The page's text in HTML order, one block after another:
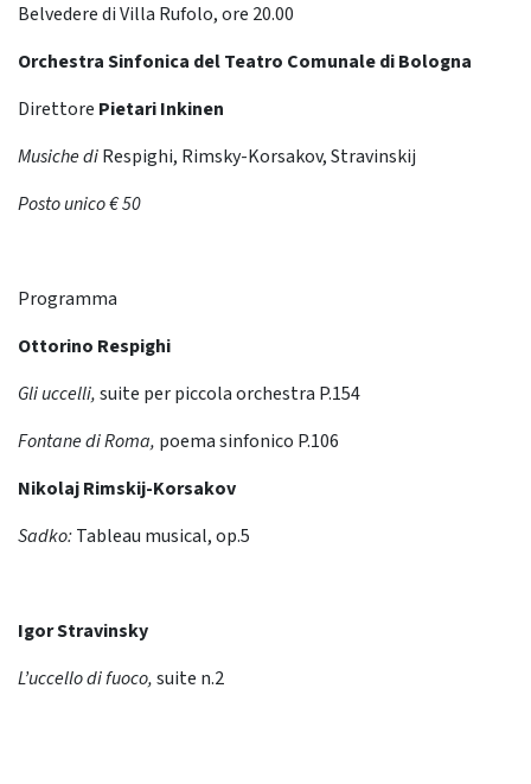
Belvedere di Villa Rufolo, ore 20.00
Orchestra Sinfonica del Teatro Comunale di Bologna
Direttore Pietari Inkinen
Musiche diRespighi, Rimsky-Korsakov, Stravinskij
Posto unico € 50
Programma
Ottorino Respighi
Gli uccelli,suite per piccola orchestra P.154
Fontane di Roma, poema sinfonico P.106
Nikolaj Rimskij-Korsakov
Sadko:Tableau musical, op.5
Igor Stravinsky
L’uccello di fuoco,suite n.2